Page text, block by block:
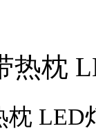
热枕
枕 LED